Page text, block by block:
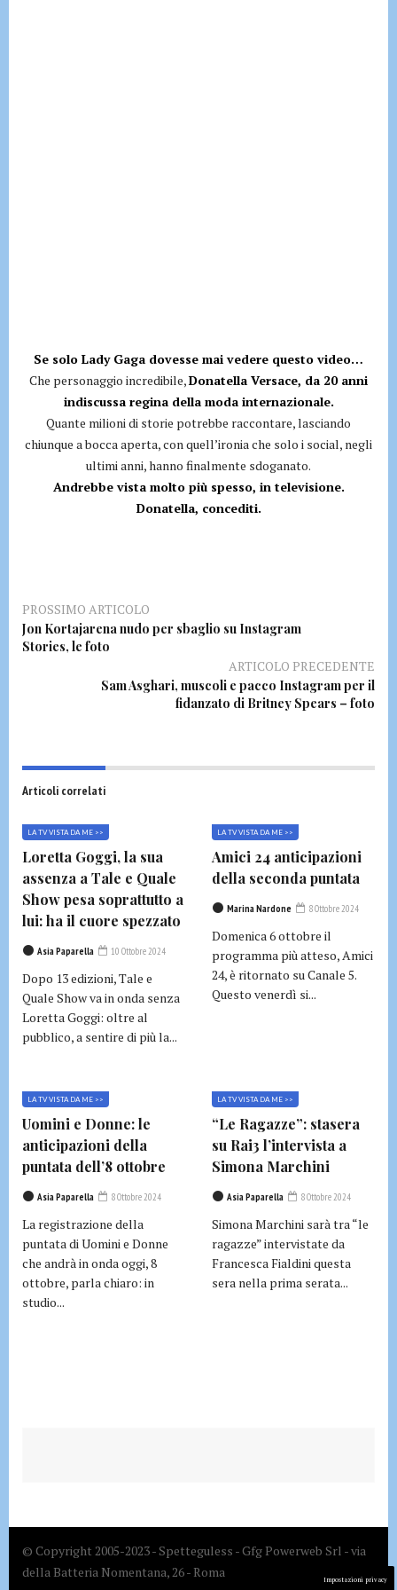
Se solo Lady Gaga dovesse mai vedere questo video…
Che personaggio incredibile,Donatella Versace, da 20 anni
indiscussa regina della moda internazionale.
Quante milioni di storie potrebbe raccontare, lasciando
chiunque a bocca aperta, con quell’ironia che solo i social, negli
ultimi anni, hanno finalmente sdoganato.
Andrebbe vista molto più spesso, in televisione.
Donatella, concediti.
PROSSIMO ARTICOLO
Jon Kortajarena nudo per sbaglio su Instagram
Stories, le foto
ARTICOLO PRECEDENTE
Sam Asghari, muscoli e pacco Instagram per il
fidanzato di Britney Spears – foto
Articoli correlati
LA TV VISTA DA ME >>
Loretta Goggi, la sua
assenza a Tale e Quale
Show pesa soprattutto a
lui: ha il cuore spezzato
Asia Paparella 10 Ottobre 2024
Dopo 13 edizioni, Tale e
Quale Show va in onda senza
Loretta Goggi: oltre al
pubblico, a sentire di più la...
LA TV VISTA DA ME >>
Amici 24 anticipazioni
della seconda puntata
Marina Nardone 8 Ottobre 2024
Domenica 6 ottobre il
programma più atteso, Amici
24, è ritornato su Canale 5.
Questo venerdì si...
LA TV VISTA DA ME >>
Uomini e Donne: le
anticipazioni della
puntata dell’8 ottobre
Asia Paparella 8 Ottobre 2024
La registrazione della
puntata di Uomini e Donne
che andrà in onda oggi, 8
ottobre, parla chiaro: in
studio...
LA TV VISTA DA ME >>
“Le Ragazze”: stasera
su Rai3 l’intervista a
Simona Marchini
Asia Paparella 8 Ottobre 2024
Simona Marchini sarà tra “le
ragazze” intervistate da
Francesca Fialdini questa
sera nella prima serata...
© Copyright 2005-2023 - Spetteguless - Gfg Powerweb Srl - via
della Batteria Nomentana, 26 - Roma
Impostazioni privacy